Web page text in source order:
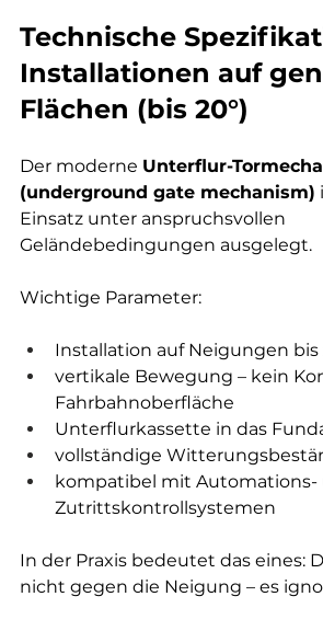
Technische
Installationen auf
Flächen (bis 20°)
Der moderne Unterflur-
(underground gate mechanism)
Einsatz unter anspruchsvollen
Geländebedingungen ausgelegt.
Wichtige Parameter:
Installation auf Neigungen bis
vertikale Bewegung – kein
Fahrbahnoberfläche
Unterflurkassette in das
vollständige
kompatibel mit Automations-
Zutrittskontrollsystemen
In der Praxis bedeutet das eines:
nicht gegen die Neigung – es